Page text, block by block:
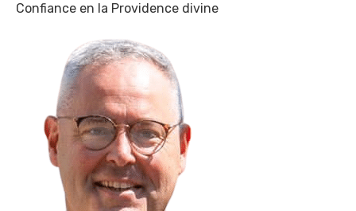
Confiance en la Providence divine